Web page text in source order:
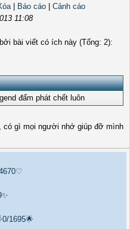
| Báo cáo
Cảnh cáo
11:08
bởi bài viết có ích này (Tổng: 2):
đấm phát chết luôn
có gì mọi người nhớ giúp đỡ mình
1695🌟